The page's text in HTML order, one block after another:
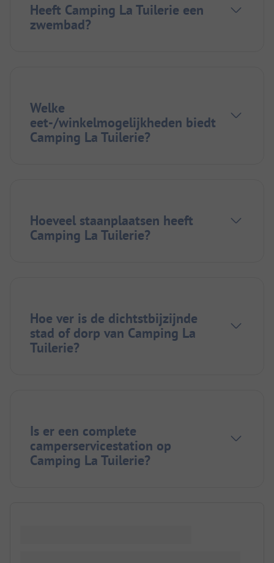
Heeft Camping La Tuilerie een
zwembad?
Welke
eet-/winkelmogelijkheden biedt
Camping La Tuilerie?
Hoeveel staanplaatsen heeft
Camping La Tuilerie?
Hoe ver is de dichtstbijzijnde
stad of dorp van Camping La
Tuilerie?
Is er een complete
camperservicestation op
Camping La Tuilerie?